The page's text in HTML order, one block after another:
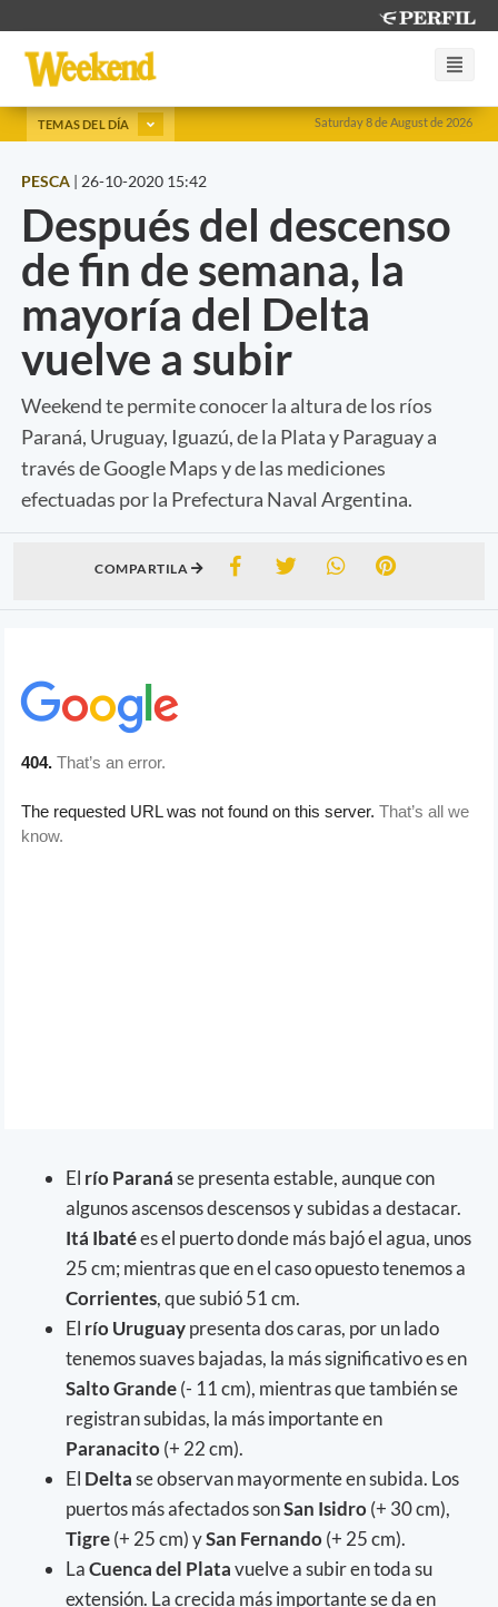
Saturday 8 de August de 2026
TEMAS DEL DÍA
PESCA | 26-10-2020 15:42
Después del descenso
de fin de semana, la
mayoría del Delta
vuelve a subir
Weekend te permite conocer la altura de los ríos
Paraná, Uruguay, Iguazú, de la Plata y Paraguay a
través de Google Maps y de las mediciones
efectuadas por la Prefectura Naval Argentina.
COMPARTILA
El río Paranáse presenta estable, aunque con
algunos ascensos descensos y subidas a destacar.
Itá Ibatées el puerto donde más bajó el agua, unos
25 cm; mientras que en el caso opuesto tenemos a
Corrientes, que subió 51 cm.
El río Uruguaypresenta dos caras, por un lado
tenemos suaves bajadas, la más significativo es en
Salto Grande(- 11 cm), mientras que también se
registran subidas, la más importante en
Paranacito(+ 22 cm).
El Deltase observan mayormente en subida. Los
puertos más afectados sonSan Isidro(+ 30 cm),
Tigre(+ 25 cm) ySan Fernando(+ 25 cm).
LaCuenca del Platavuelve a subir en toda su
extensión. La crecida más importante se da en